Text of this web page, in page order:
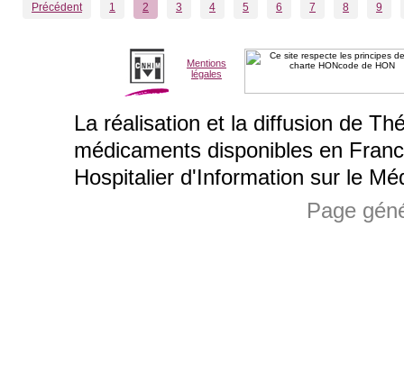
Précédent 1 2 3 4 5 6 7 8 9
Mentions
légales
La réalisation et la diffusion de
médicaments disponibles en
Hospitalier d'Information sur le
Page